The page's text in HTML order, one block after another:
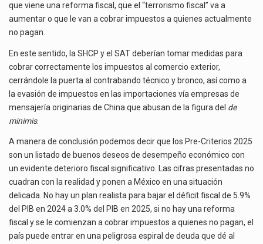
que viene una reforma fiscal, que el “terrorismo fiscal” va a
aumentar o que le van a cobrar impuestos a quienes actualmente
no pagan.
En este sentido, la SHCP y el SAT deberían tomar medidas para
cobrar correctamente los impuestos al comercio exterior,
cerrándole la puerta al contrabando técnico y bronco, así como a
la evasión de impuestos en las importaciones vía empresas de
mensajería originarias de China que abusan de la figura del de
minimis.
A manera de conclusión podemos decir que los Pre-Criterios 2025
son un listado de buenos deseos de desempeño económico con
un evidente deterioro fiscal significativo. Las cifras presentadas no
cuadran con la realidad y ponen a México en una situación
delicada. No hay un plan realista para bajar el déficit fiscal de 5.9%
del PIB en 2024 a 3.0% del PIB en 2025, si no hay una reforma
fiscal y se le comienzan a cobrar impuestos a quienes no pagan, el
país puede entrar en una peligrosa espiral de deuda que dé al